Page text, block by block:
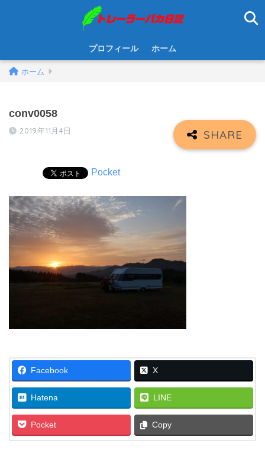
プロフィール ホーム
ホーム
conv0058
2019年11月4日
Pocket
Facebook X
Hatena LINE
Pocket Copy